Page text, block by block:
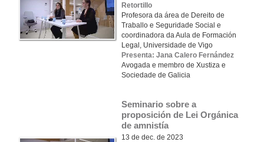
Retortillo
Profesora da área de Dereito de
Traballo e Seguridade Social e
coordinadora da Aula de Formación
Legal, Universidade de Vigo
Presenta: Jana Calero Fernández
Avogada e membro de Xustiza e
Sociedade de Galicia
Seminario sobre a
proposición de Lei Orgánica
de amnistía
13 de dec. de 2023